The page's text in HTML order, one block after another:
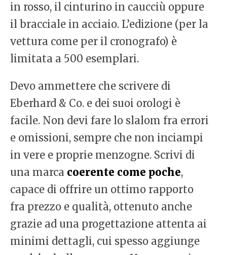
in rosso, il cinturino in caucciù oppure
il bracciale in acciaio. L’edizione (per la
vettura come per il cronografo) è
limitata a 500 esemplari.
Devo ammettere che scrivere di
Eberhard & Co. e dei suoi orologi è
facile. Non devi fare lo slalom fra errori
e omissioni, sempre che non inciampi
in vere e proprie menzogne. Scrivi di
una marca coerente come poche,
capace di offrire un ottimo rapporto
fra prezzo e qualità, ottenuto anche
grazie ad una progettazione attenta ai
minimi dettagli, cui spesso aggiunge